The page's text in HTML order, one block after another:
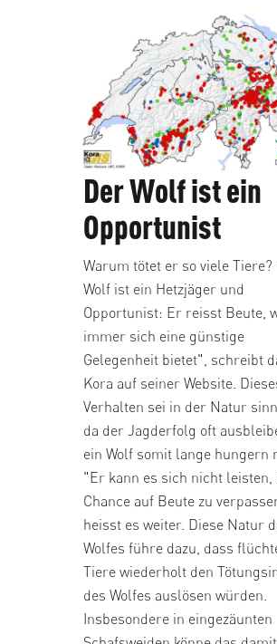
Der Wolf ist ein
Opportunist
Warum tötet er so viele Tiere?
Wolf ist ein Hetzjäger und
Opportunist: Er reisst Beute,
immer sich eine günstige
Gelegenheit bietet", schreibt
Kora auf seiner Website.
Verhalten sei in der Natur
da der Jagderfolg oft
ein Wolf somit lange hungern
"Er kann es sich nicht leisten,
Chance auf Beute zu
heisst es weiter. Diese Natur
Wolfes führe dazu, dass
Tiere wiederholt den
des Wolfes auslösen würden.
Insbesondere in eingezäunten